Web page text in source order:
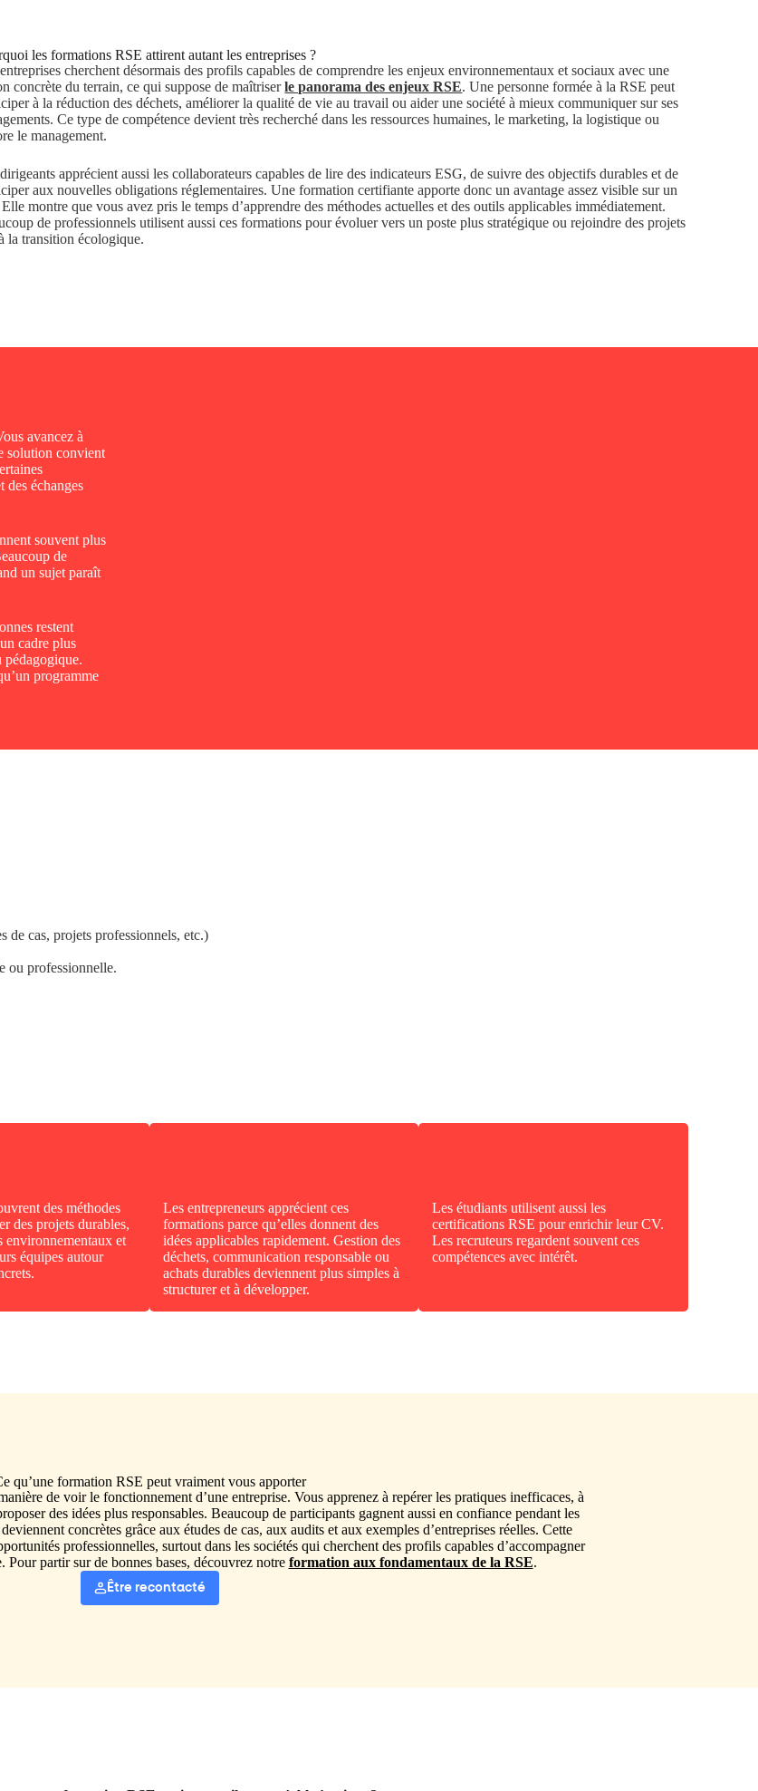
les formations RSE attirent autant les entreprises ?
cherchent désormais des profils capables de comprendre les enjeux environnementaux et sociaux avec une
concrète du terrain, ce qui suppose de maîtriserle panorama des enjeux RSE. Une personne formée à la RSE peut
à la réduction des déchets, améliorer la qualité de vie au travail ou aider une société à mieux communiquer sur ses
Ce type de compétence devient très recherché dans les ressources humaines, le marketing, la logistique ou
le management.
apprécient aussi les collaborateurs capables de lire des indicateurs ESG, de suivre des objectifs durables et de
aux nouvelles obligations réglementaires. Une formation certifiante apporte donc un avantage assez visible sur un
montre que vous avez pris le temps d’apprendre des méthodes actuelles et des outils applicables immédiatement.
de professionnels utilisent aussi ces formations pour évoluer vers un poste plus stratégique ou rejoindre des projets
la transition écologique.
avancez à
solution convient
des échanges
souvent plus
de
un sujet paraît
restent
cadre plus
pédagogique.
programme
de cas, projets professionnels, etc.)
ou professionnelle.
des méthodes
des projets durables,
environnementaux et
équipes autour
Les entrepreneurs apprécient ces
formations parce qu’elles donnent des
idées applicables rapidement. Gestion des
déchets, communication responsable ou
achats durables deviennent plus simples à
structurer et à développer.
Les étudiants utilisent aussi les
certifications RSE pour enrichir leur CV.
Les recruteurs regardent souvent ces
compétences avec intérêt.
qu’une formation RSE peut vraiment vous apporter
de voir le fonctionnement d’une entreprise. Vous apprenez à repérer les pratiques inefficaces, à
des idées plus responsables. Beaucoup de participants gagnent aussi en confiance pendant les
concrètes grâce aux études de cas, aux audits et aux exemples d’entreprises réelles. Cette
professionnelles, surtout dans les sociétés qui cherchent des profils capables d’accompagner
partir sur de bonnes bases, découvrez notre formation aux fondamentaux de la RSE.
Être recontacté